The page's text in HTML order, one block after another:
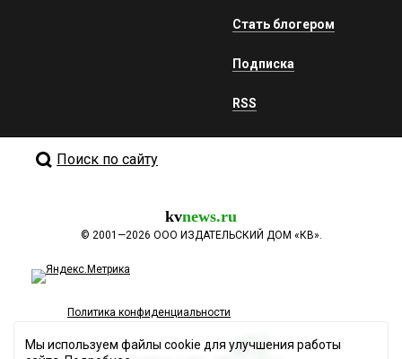
Стать блогером
Подписка
RSS
Поиск по сайту
kvnews.ru
© 2001—2026 ООО ИЗДАТЕЛЬСКИЙ ДОМ «КВ».
Политика конфиденциальности
Мы используем файлы cookie для улучшения работы